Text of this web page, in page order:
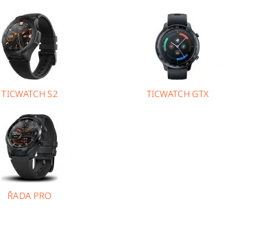
TICWATCH S2 TICWATCH GTX
ŘADA PRO